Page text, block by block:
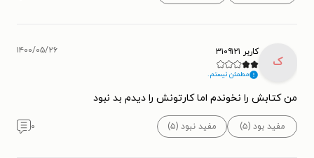
ک
کاربر ۳۱۰۹۱۲۱
مطمئن نیستم.
۱۴۰۰/۰۵/۲۶
من کتابش را نخوندم اما کارتونش را دیدم بد نبود
مفید بود (۵) مفید نبود (۵) ۰